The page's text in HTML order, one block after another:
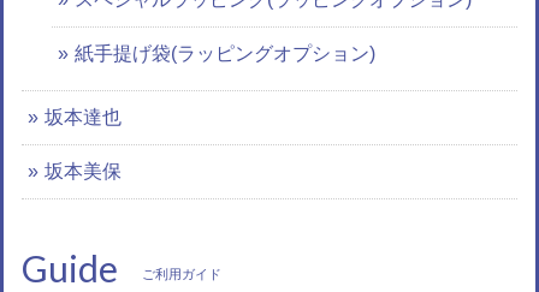
紙手提げ袋(ラッピングオプション)
坂本達也
坂本美保
Guide ご利用ガイド